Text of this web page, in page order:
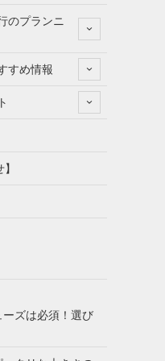
のプランニ
すめ情報
ズは必須！選び